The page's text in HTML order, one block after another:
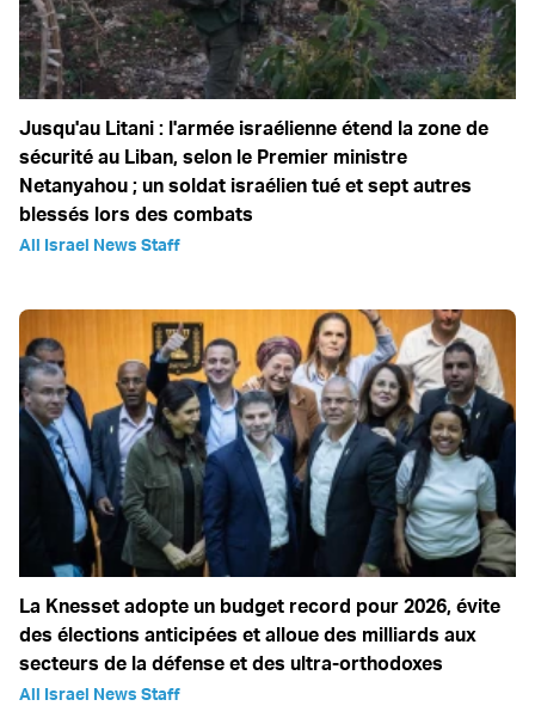
Jusqu'au Litani : l'armée israélienne étend la zone de
sécurité au Liban, selon le Premier ministre
Netanyahou ; un soldat israélien tué et sept autres
blessés lors des combats
All Israel News Staff
La Knesset adopte un budget record pour 2026, évite
des élections anticipées et alloue des milliards aux
secteurs de la défense et des ultra-orthodoxes
All Israel News Staff